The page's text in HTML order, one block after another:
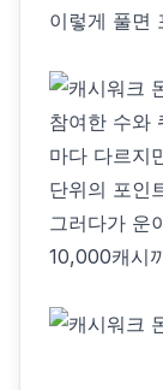
이렇게 풀면
참여한 수와
마다 다르지
단위의 포인
그러다가 운
10,000캐시